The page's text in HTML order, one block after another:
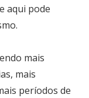
aqui pode
mais
mais
períodos de